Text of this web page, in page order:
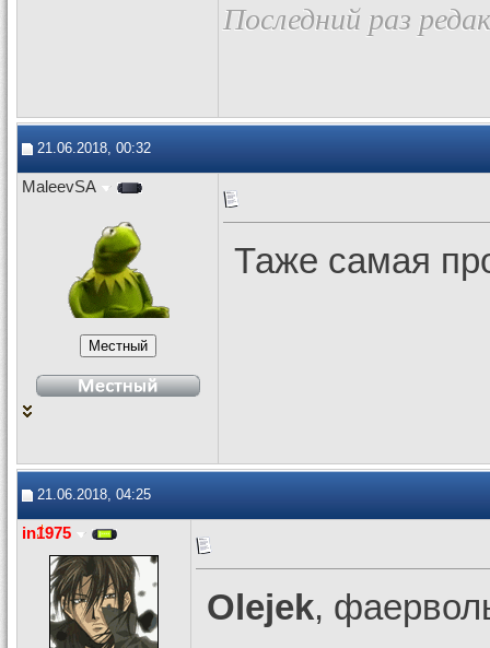
Последний раз
21.06.2018, 00:32
MaleevSA
Таже самая
21.06.2018, 04:25
in1975
Olejek,